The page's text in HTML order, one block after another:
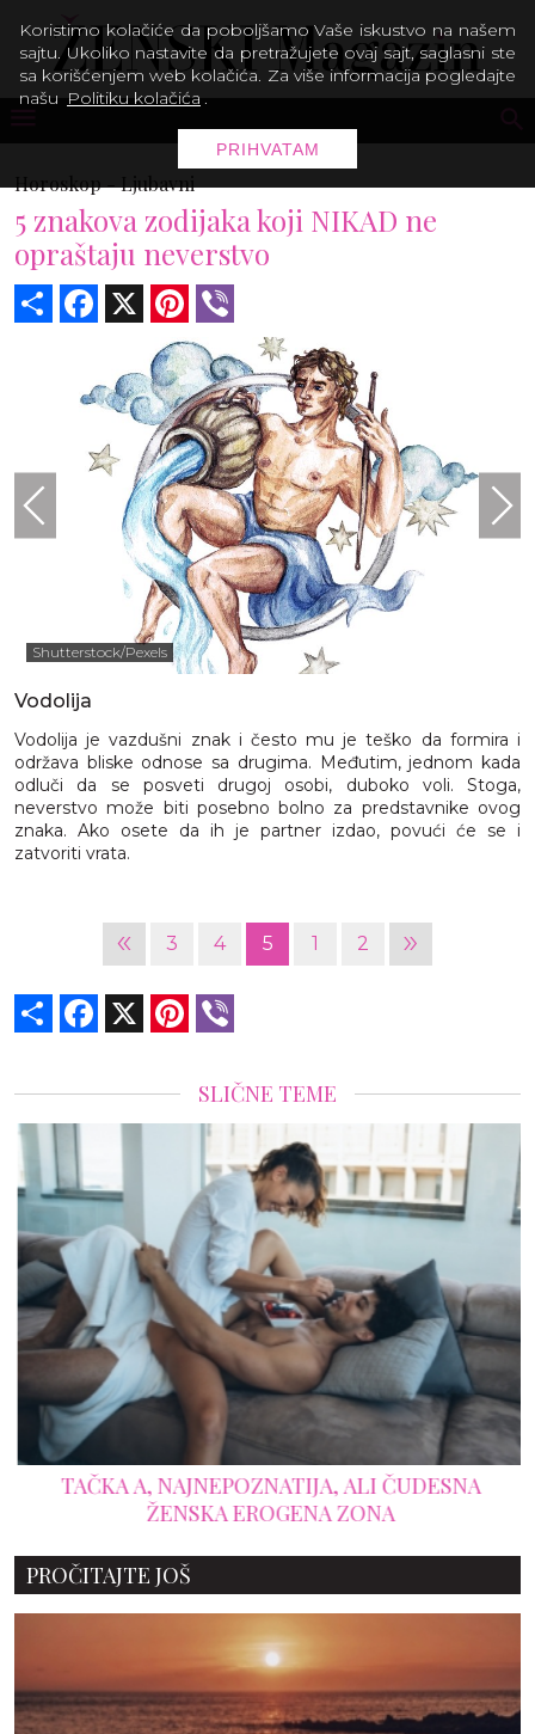
Horoskop -Ljubavni
5 znakova zodijaka koji NIKAD ne
opraštaju neverstvo
Share Facebook Pinterest
Shutterstock/Pexels
Vodolija
Vodolija je vazdušni znak i često mu je teško da formira i
održava bliske odnose sa drugima. Međutim, jednom kada
odluči da se posveti drugoj osobi, duboko voli. Stoga,
neverstvo može biti posebno bolno za predstavnike ovog
znaka. Ako osete da ih je partner izdao, povući će se i
zatvoriti vrata.
« 3 4 5 1 2 »
Share Facebook Pinterest
SLIČNE TEME
TAČKA A, NAJNEPOZNATIJA, ALI ČUDESNA
ŽENSKA EROGENA ZONA
PROČITAJTE JOŠ
Koristimo kolačiće da poboljšamo Vaše iskustvo na našem
sajtu. Ukoliko nastavite da pretražujete ovaj sajt, saglasni ste
sa korišćenjem web kolačića. Za više informacija pogledajte
našu Politiku kolačića .
PRIHVATAM